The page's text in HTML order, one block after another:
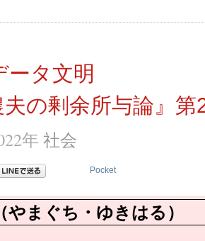
ータ文明
夫の剰余所与論』第
年 社会
Pocket
やまぐち・ゆきはる）